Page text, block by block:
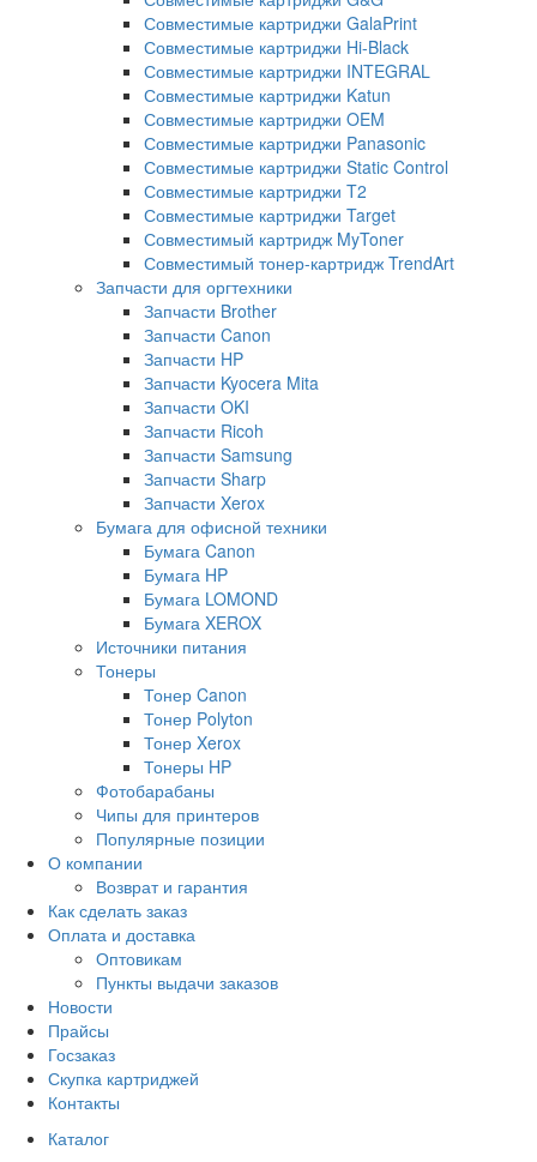
Совместимые картриджи GalaPrint
Совместимые картриджи Hi-Black
Совместимые картриджи INTEGRAL
Совместимые картриджи Katun
Совместимые картриджи OEM
Совместимые картриджи Panasonic
Совместимые картриджи Static Control
Совместимые картриджи T2
Совместимые картриджи Target
Совместимый картридж MyToner
Совместимый тонер-картридж TrendArt
Запчасти для оргтехники
Запчасти Brother
Запчасти Canon
Запчасти HP
Запчасти Kyocera Mita
Запчасти OKI
Запчасти Ricoh
Запчасти Samsung
Запчасти Sharp
Запчасти Xerox
Бумага для офисной техники
Бумага Canon
Бумага HP
Бумага LOMOND
Бумага XEROX
Источники питания
Тонеры
Тонер Canon
Тонер Polyton
Тонер Xerox
Тонеры HP
Фотобарабаны
Чипы для принтеров
Популярные позиции
О компании
Возврат и гарантия
Как сделать заказ
Оплата и доставка
Оптовикам
Пункты выдачи заказов
Новости
Прайсы
Госзаказ
Скупка картриджей
Контакты
Каталог